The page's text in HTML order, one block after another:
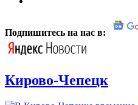
Подпишитесь на нас в:
Кирово-Чепецк